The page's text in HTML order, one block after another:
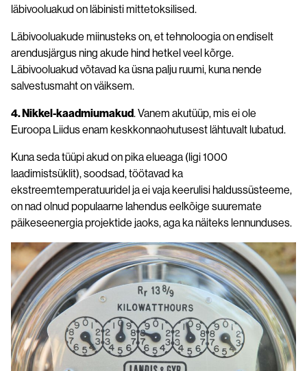
läbivooluakud on läbinisti mittetoksilised.
Läbivooluakude miinusteks on, et tehnoloogia on endiselt
arendusjärgus ning akude hind hetkel veel kõrge.
Läbivooluakud võtavad ka üsna palju ruumi, kuna nende
salvestusmaht on väiksem.
4. Nikkel-kaadmiumakud. Vanem akutüüp, mis ei ole
Euroopa Liidus enam keskkonnaohutusest lähtuvalt lubatud.
Kuna seda tüüpi akud on pika elueaga (ligi 1000
laadimistsüklit), soodsad, töötavad ka
ekstreemtemperatuuridel ja ei vaja keerulisi haldussüsteeme,
on nad olnud populaarne lahendus eelkõige suuremate
päikeseenergia projektide jaoks, aga ka näiteks lennunduses.